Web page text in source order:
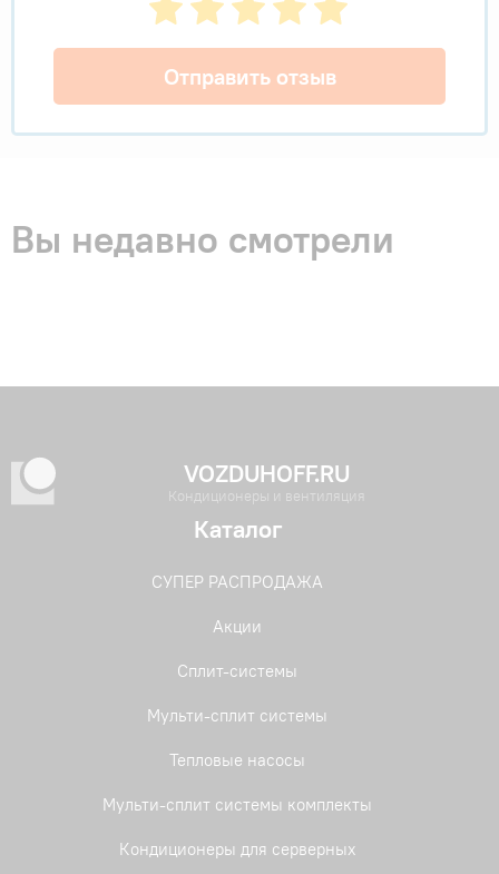
Отправить отзыв
Вы недавно смотрели
VOZDUHOFF.RU
Кондиционеры и вентиляция
Каталог
СУПЕР РАСПРОДАЖА
Акции
Сплит-системы
Мульти-сплит системы
Тепловые насосы
Мульти-сплит системы комплекты
Кондиционеры для серверных